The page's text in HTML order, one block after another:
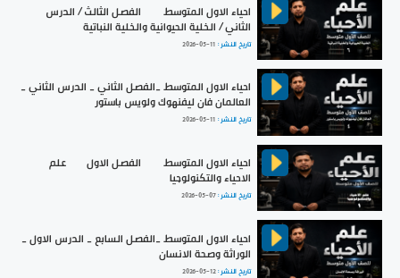
احياء الاول المتوسط | الفصل الثالث / الدرس
الثاني / الخلية الحيوانية والخلية النباتية
تاريخ النشر : 2026-05-11
احياء الاول المتوسط _الفصل الثاني _ الدرس الثاني _
العالمان فان ليفنهوك ولويس باستور
تاريخ النشر : 2026-05-11
احياء الاول المتوسط | الفصل الاول |علم
الاحياء والتكنولوجيا
تاريخ النشر :2026-05-07
احياء الاول المتوسط _الفصل السابع _ الدرس الاول _
الوراثة وصحة الانسان
تاريخ النشر :2026-05-12